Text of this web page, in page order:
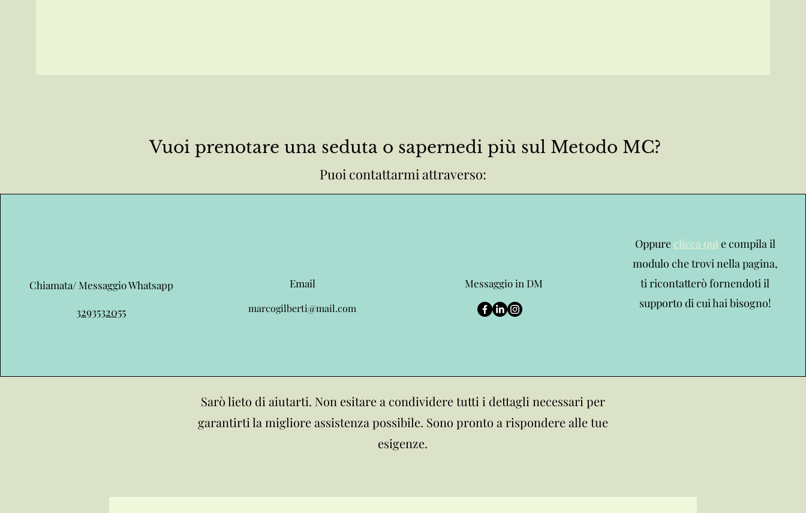
Vuoi prenotare una seduta o sapernedi più sul Metodo MC?
Puoi contattarmi attraverso:
Chiamata/ Messaggio Whatsapp
3293532055
Email
marcogilberti@mail.com
Messaggio in DM
Oppure clicca quie compila il
modulo che trovi nella pagina,
ti ricontatterò fornendoti il
supporto di cui hai bisogno!
Sarò lieto di aiutarti. Non esitare a condividere tutti i dettagli necessari per
garantirti la migliore assistenza possibile. Sono pronto a rispondere alle tue
esigenze.